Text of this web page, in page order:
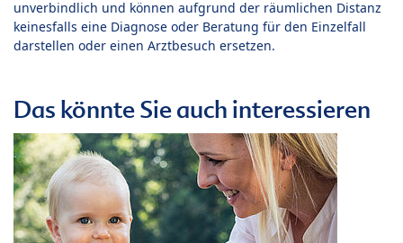
unverbindlich und können aufgrund der räumlichen Distanz
keinesfalls eine Diagnose oder Beratung für den Einzelfall
darstellen oder einen Arztbesuch ersetzen.
Das könnte Sie auch interessieren